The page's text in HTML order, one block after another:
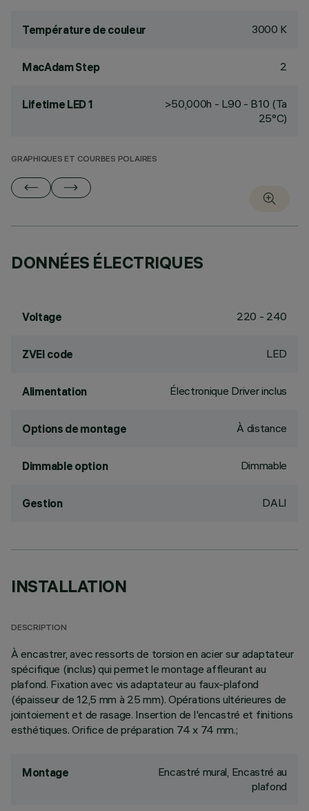
Température de couleur 3000 K
MacAdam Step 2
Lifetime LED 1
>50,000h - L90 - B10 (Ta
25°C)
GRAPHIQUES ET COURBES POLAIRES
DONNÉES ÉLECTRIQUES
Voltage 220 - 240
ZVEI code LED
Alimentation Électronique Driver inclus
Options de montage À distance
Dimmable option Dimmable
Gestion DALI
INSTALLATION
DESCRIPTION
À encastrer, avec ressorts de torsion en acier sur adaptateur
spécifique (inclus) qui permet le montage affleurant au
plafond. Fixation avec vis adaptateur au faux-plafond
(épaisseur de 12,5 mm à 25 mm). Opérations ultérieures de
jointoiement et de rasage. Insertion de l'encastré et finitions
esthétiques. Orifice de préparation 74 x 74 mm.;
Montage
Encastré mural, Encastré au
plafond